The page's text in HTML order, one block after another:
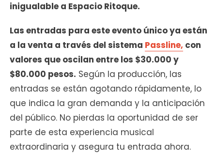
inigualable a Espacio Ritoque.
Las entradas para este evento único ya están
a la venta a través del sistema Passline, con
valores que oscilan entre los $30.000 y
$80.000 pesos. Según la producción, las
entradas se están agotando rápidamente, lo
que indica la gran demanda y la anticipación
del público. No pierdas la oportunidad de ser
parte de esta experiencia musical
extraordinaria y asegura tu entrada ahora.